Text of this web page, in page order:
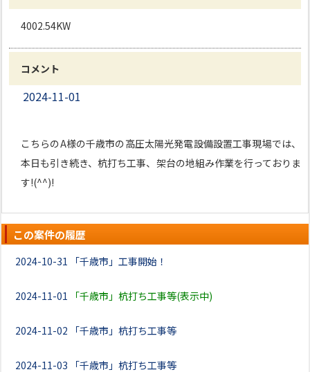
4002.54KW
コメント
2024-11-01
こちらのA様の千歳市の高圧太陽光発電設備設置工事現場では、
本日も引き続き、杭打ち工事、架台の地組み作業を行っておりま
す!(^^)!
この案件の履歴
2024-10-31 「千歳市」工事開始！
2024-11-01 「千歳市」杭打ち工事等(表示中)
2024-11-02 「千歳市」杭打ち工事等
2024-11-03 「千歳市」杭打ち工事等